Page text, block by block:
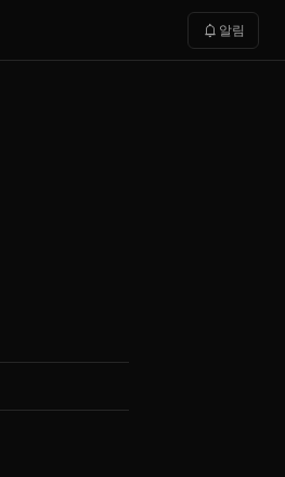
notifications 알림